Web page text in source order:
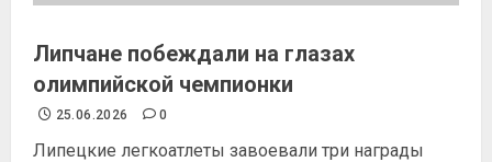
Липчане побеждали на глазах
олимпийской чемпионки
25.06.2026 0
Липецкие легкоатлеты завоевали три награды